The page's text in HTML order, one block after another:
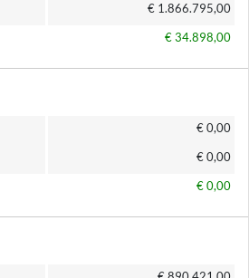
€ 1.866.795,00
€ 34.898,00
€ 0,00
€ 0,00
€ 0,00